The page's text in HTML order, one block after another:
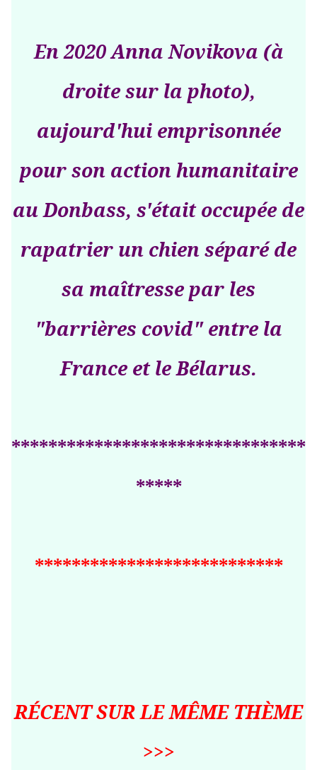
En 2020 Anna Novikova (à
droite sur la photo),
aujourd'hui emprisonnée
pour son action humanitaire
au Donbass, s'était occupée de
rapatrier un chien séparé de
sa maîtresse par les
"barrières covid" entre la
France et le Bélarus.
********************************
*****
***************************
RÉCENT SUR LE MÊME THÈME
>>>